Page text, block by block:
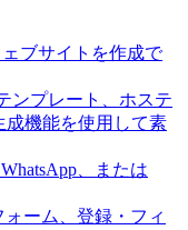
ブサイトを作成で
ンプレート、ホステ
成機能を使用して素
、または
ーム、登録・フィ